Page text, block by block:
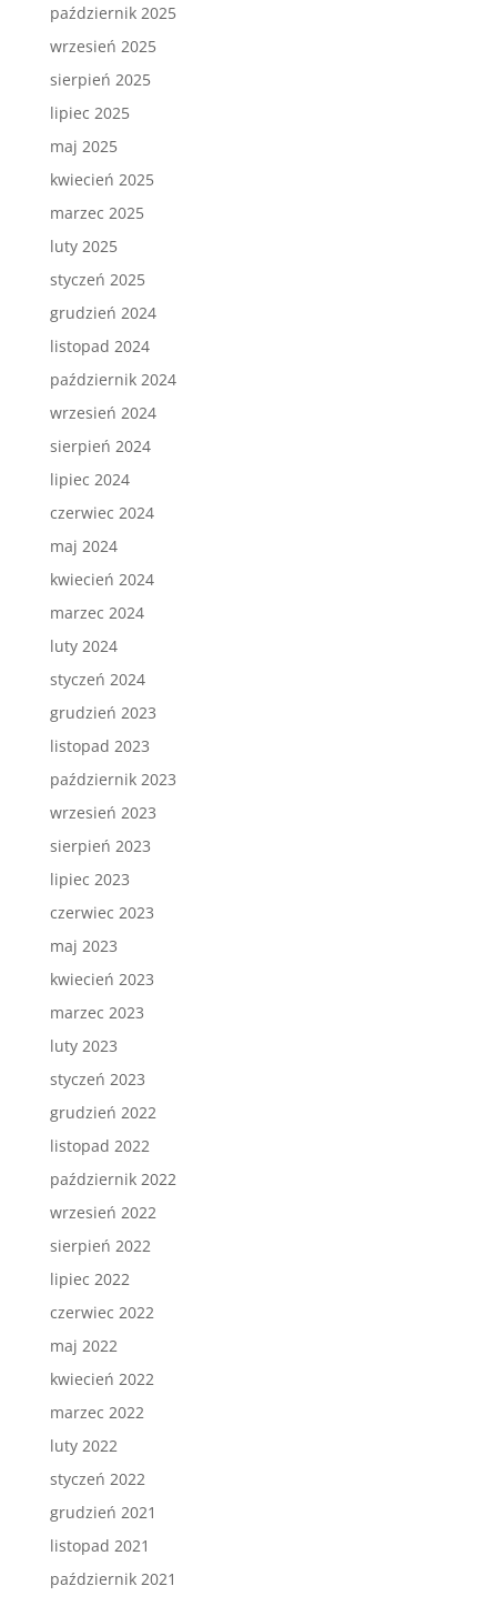
październik 2025
wrzesień 2025
sierpień 2025
lipiec 2025
maj 2025
kwiecień 2025
marzec 2025
luty 2025
styczeń 2025
grudzień 2024
listopad 2024
październik 2024
wrzesień 2024
sierpień 2024
lipiec 2024
czerwiec 2024
maj 2024
kwiecień 2024
marzec 2024
luty 2024
styczeń 2024
grudzień 2023
listopad 2023
październik 2023
wrzesień 2023
sierpień 2023
lipiec 2023
czerwiec 2023
maj 2023
kwiecień 2023
marzec 2023
luty 2023
styczeń 2023
grudzień 2022
listopad 2022
październik 2022
wrzesień 2022
sierpień 2022
lipiec 2022
czerwiec 2022
maj 2022
kwiecień 2022
marzec 2022
luty 2022
styczeń 2022
grudzień 2021
listopad 2021
październik 2021